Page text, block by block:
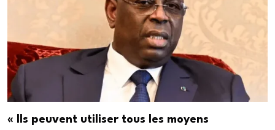
« Ils peuvent utiliser tous les moyens